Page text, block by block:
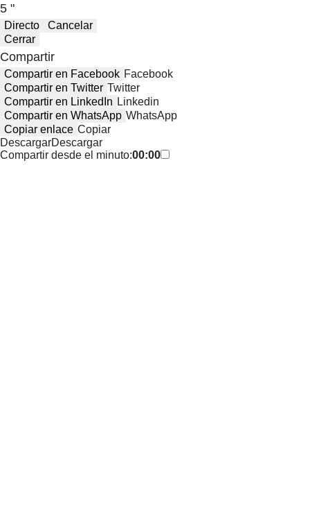
5 "
Directo
Cancelar
Cerrar
Compartir
Compartir en Facebook Facebook
Compartir en Twitter Twitter
Compartir en LinkedIn Linkedin
Compartir en WhatsApp WhatsApp
Copiar enlace Copiar
DescargarDescargar
Compartir desde el minuto:00:00